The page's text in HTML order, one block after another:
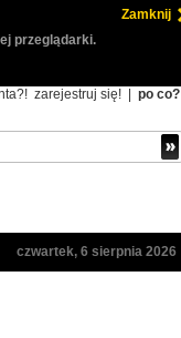
Zamknij
przeglądarki.
zarejestruj się! po co?
czwartek, 6 sierpnia 2026